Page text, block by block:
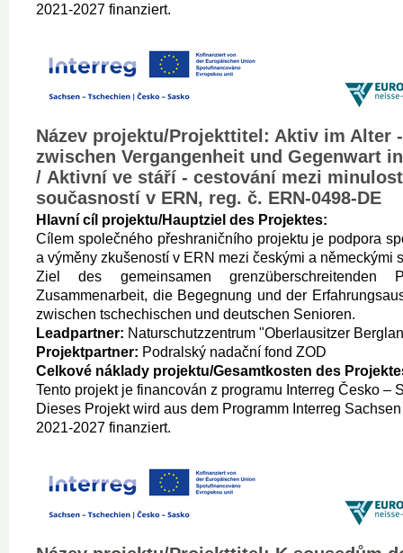
2021-2027 finanziert.
Název projektu/Projekttitel: Aktiv im Alter
zwischen Vergangenheit und Gegenwart
/ Aktivní ve stáří - cestování mezi
současností v ERN, reg. č. ERN-0498-DE
Hlavní cíl projektu/Hauptziel des Projektes:
Cílem společného přeshraničního projektu je podpora
a výměny zkušeností v ERN mezi českými a německými
Ziel des gemeinsamen grenzüberschreitenden
Zusammenarbeit, die Begegnung und der
zwischen tschechischen und deutschen Senioren.
Leadpartner: Naturschutzzentrum "Oberlausitzer
Projektpartner: Podralský nadační fond ZOD
Celkové náklady projektu/Gesamtkosten des
Tento projekt je financován z programu Interreg Česko –
Dieses Projekt wird aus dem Programm Interreg
2021-2027 finanziert.